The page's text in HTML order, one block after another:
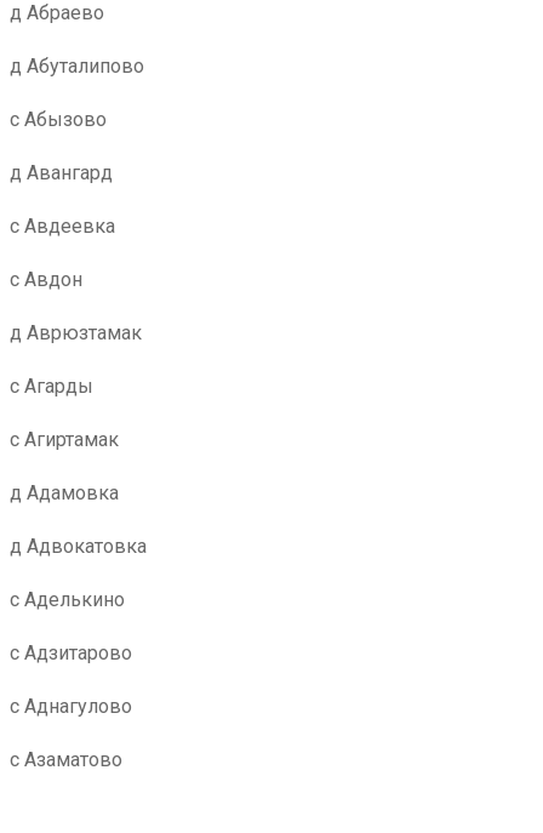
д Абраево
д Абуталипово
с Абызово
д Авангард
с Авдеевка
с Авдон
д Аврюзтамак
с Агарды
с Агиртамак
д Адамовка
д Адвокатовка
с Аделькино
с Адзитарово
с Аднагулово
с Азаматово